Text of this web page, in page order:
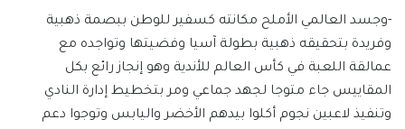
-وجسد العالمي الأملح مكانته كسفير للوطن ببصمة ذهبية
وفريدة بتحقيقه ذهبية بطولة آسيا وفضيتها وتواجده مع
عمالقة اللعبة في كأس العالم للأندية وهو إنجاز رائع بكل
المقاييس جاء متوجا لجهد جماعي ومر بتخطيط إدارة النادي
وتنفيذ لاعبين نجوم أكلوا بيدهم الأخضر واليابس وتوجوا دعم